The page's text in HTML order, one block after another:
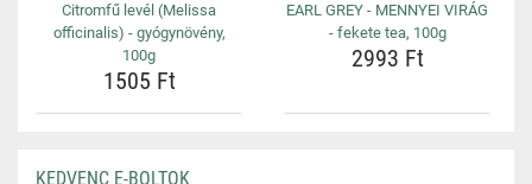
Citromfű levél (Melissa
officinalis) - gyógynövény,
100g
1505 Ft
EARL GREY - MENNYEI VIRÁG
- fekete tea, 100g
2993 Ft
KEDVENC E-BOLTOK